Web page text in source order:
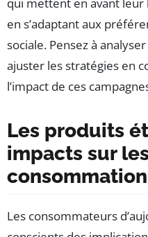
qui mettent en avant
en s’adaptant aux
sociale. Pensez à
ajuster les stratégies en
l’impact de ces
Les produits
impacts sur
consommation
Les consommateurs